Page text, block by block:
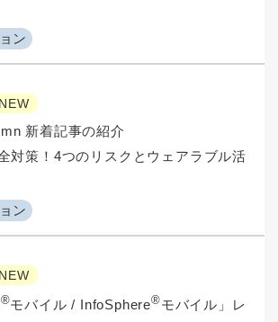
ン
NEW
ン
新着記事の紹介
対策！4つのリスクとウェアラブル活
NEW
®モバイル / InfoSphere®モバイル」レ